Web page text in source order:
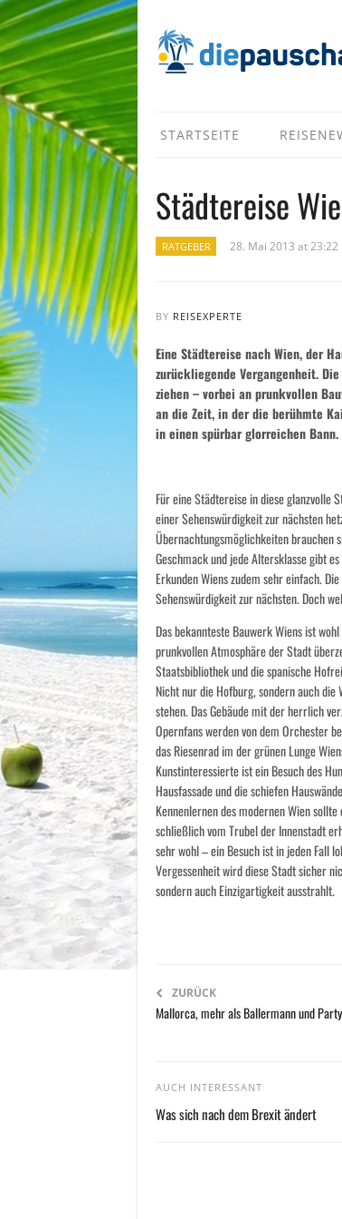
STARTSEITE
Städtereise
RATGEBER 28. Mai 2013 at 23:22
BY REISEXPERTE
Eine Städtereise nach Wien, der
zurückliegende Vergangenheit.
ziehen – vorbei an prunkvollen
an die Zeit, in der die berühmte
in einen spürbar glorreichen Bann.
Für eine Städtereise in diese glanzvolle
einer Sehenswürdigkeit zur nächsten
Übernachtungsmöglichkeiten brauchen
Geschmack und jede Altersklasse gibt
Erkunden Wiens zudem sehr einfach.
Sehenswürdigkeit zur nächsten. Doch
Das bekannteste Bauwerk Wiens ist
prunkvollen Atmosphäre der Stadt
Staatsbibliothek und die spanische
Nicht nur die Hofburg, sondern auch
stehen. Das Gebäude mit der herrlich
Opernfans werden von dem Orchester
das Riesenrad im der grünen Lunge
Kunstinteressierte ist ein Besuch des
Hausfassade und die schiefen
Kennenlernen des modernen Wien
schließlich vom Trubel der Innenstadt
sehr wohl – ein Besuch ist in jeden Fall
Vergessenheit wird diese Stadt sicher
sondern auch Einzigartigkeit ausstrahlt.
ZURÜCK
Mallorca, mehr als Ballermann und
AUCH INTERESSANT
Was sich nach dem Brexit ändert